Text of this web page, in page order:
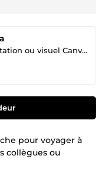
Je vais créer votre logo, invitation ou visuel Canva professionnel.
pour voyager à
collègues ou